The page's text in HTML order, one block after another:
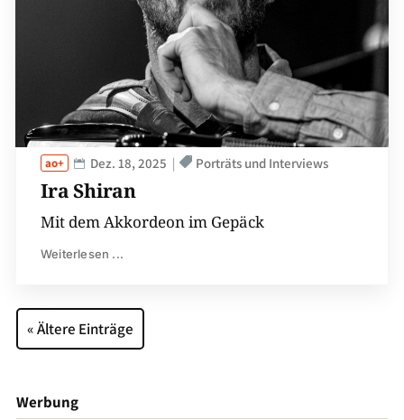
Ira Shiran
Dez. 18, 2025 Porträts und Interviews
Mit dem Akkordeon im Gepäck
Weiterlesen ...
« Ältere Einträge
Werbung